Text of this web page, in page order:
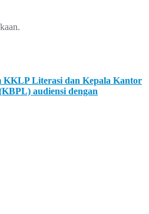
Literasi dan Kepala Kantor
audiensi dengan